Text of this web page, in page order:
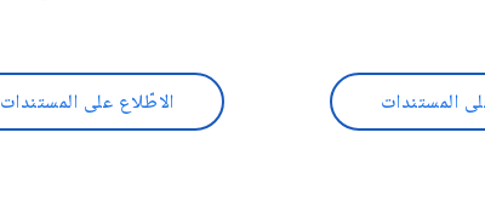
المستندات الاطّلاع على المستندات